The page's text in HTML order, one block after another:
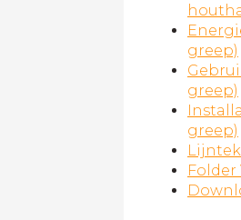
greep)
greep)
greep)
Folder